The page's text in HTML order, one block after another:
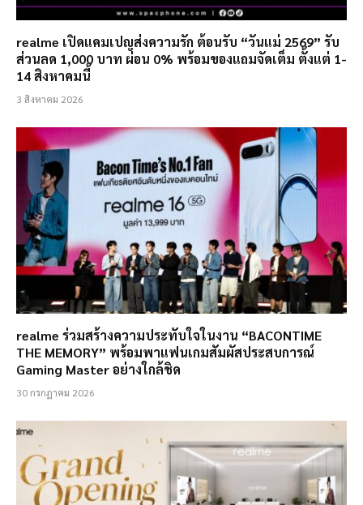
realme เปิดแคมเปญส่งความรัก ต้อนรับ “วันแม่ 2569” รับ
ส่วนลด 1,000 บาท ผ่อน 0% พร้อมของแถมจัดเต็ม ตั้งแต่ 1-
14 สิงหาคมนี้
3 สิงหาคม 2026
realme ร่วมสร้างความประทับใจในงาน “BACONTIME
THE MEMORY” พร้อมพาแฟนเกมสัมผัสประสบการณ์
Gaming Master อย่างใกล้ชิด
30 กรกฎาคม 2026